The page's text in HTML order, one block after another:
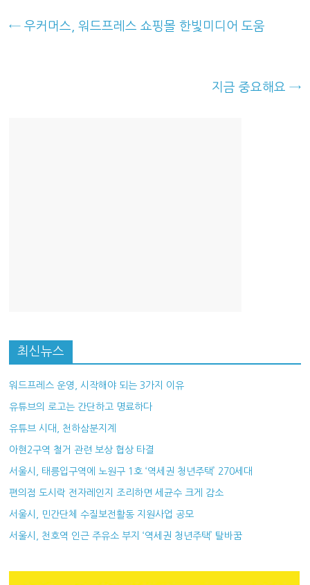
← 우커머스, 워드프레스 쇼핑몰 한빛미디어 도움
지금 중요해요 →
최신뉴스
워드프레스 운영, 시작해야 되는 3가지 이유
유튜브의 로고는 간단하고 명료하다
유튜브 시대, 천하삼분지계
아현2구역 철거 관련 보상 협상 타결
서울시, 태릉입구역에 노원구 1호 ‘역세권 청년주택’ 270세대
편의점 도시락 전자레인지 조리하면 세균수 크게 감소
서울시, 민간단체 수질보전활동 지원사업 공모
서울시, 천호역 인근 주유소 부지 ‘역세권 청년주택’ 탈바꿈